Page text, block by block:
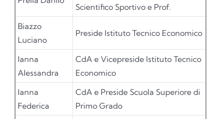
Scientifico Sportivo e Prof.
Biazzo
Luciano
Preside Istituto Tecnico Economico
Ianna
Alessandra
CdA e Vicepreside Istituto Tecnico
Economico
Ianna
Federica
CdA e Preside Scuola Superiore di
Primo Grado